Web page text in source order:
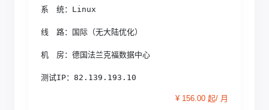
系　统：Linux
线　路：国际（无大陆优化）
机　房：德国法兰克福数据中心
测试IP：82.139.193.10
¥ 156.00 起/ 月